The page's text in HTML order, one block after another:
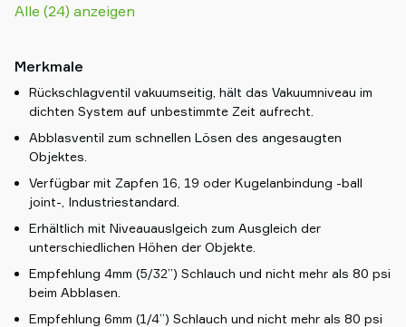
Alle (24) anzeigen
Merkmale
Rückschlagventil vakuumseitig, hält das Vakuumniveau im
dichten System auf unbestimmte Zeit aufrecht.
Abblasventil zum schnellen Lösen des angesaugten
Objektes.
Verfügbar mit Zapfen 16, 19 oder Kugelanbindung -ball
joint-, Industriestandard.
Erhältlich mit Niveauauslgeich zum Ausgleich der
unterschiedlichen Höhen der Objekte.
Empfehlung 4mm (5/32”) Schlauch und nicht mehr als 80 psi
beim Abblasen.
Empfehlung 6mm (1/4”) Schlauch und nicht mehr als 80 psi